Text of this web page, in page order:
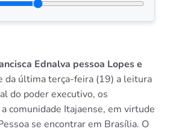
Ednalva pessoa Lopes e
da última terça-feira (19) a leitura
do poder executivo, os
comunidade Itajaense, em virtude
se encontrar em Brasília. O